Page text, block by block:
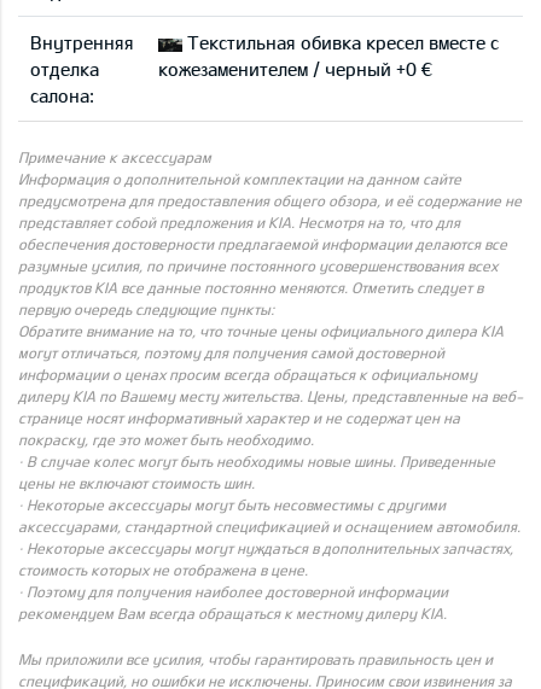
Внутренняя
отделка
салона:
Текстильная обивка кресел вместе с
кожезаменителем / черный +0 €
Примечание к аксессуарам
Информация о дополнительной комплектации на данном сайте
предусмотрена для предоставления общего обзора, и её содержание не
представляет собой предложения и KIA. Несмотря на то, что для
обеспечения достоверности предлагаемой информации делаются все
разумные усилия, по причине постоянного усовершенствования всех
продуктов KIA все данные постоянно меняются. Отметить следует в
первую очередь следующие пункты:
Обратите внимание на то, что точные цены официального дилера KIA
могут отличаться, поэтому для получения самой достоверной
информации о ценах просим всегда обращаться к официальному
дилеру KIA по Вашему месту жительства. Цены, представленные на веб-
странице носят информативный характер и не содержат цен на
покраску, где это может быть необходимо.
· В случае колес могут быть необходимы новые шины. Приведенные
цены не включают стоимость шин.
· Некоторые аксессуары могут быть несовместимы с другими
аксессуарами, стандартной спецификацией и оснащением автомобиля.
· Некоторые аксессуары могут нуждаться в дополнительных запчастях,
стоимость которых не отображена в цене.
· Поэтому для получения наиболее достоверной информации
рекомендуем Вам всегда обращаться к местному дилеру KIA.
Мы приложили все усилия, чтобы гарантировать правильность цен и
спецификаций, но ошибки не исключены. Приносим свои извинения за